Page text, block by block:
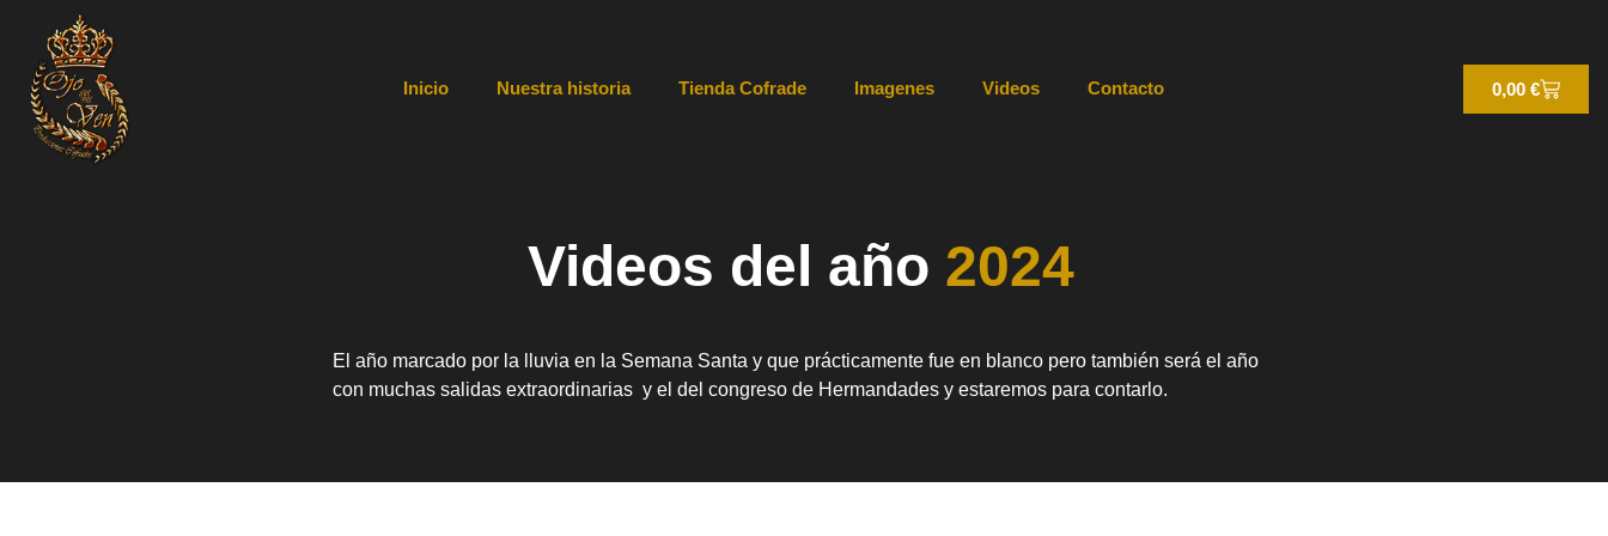
Inicio Nuestra historia Tienda Cofrade Imagenes Videos Contacto 0,00€
Videos del año 2024
El año marcado por la lluvia en la Semana Santa y que prácticamente fue en blanco pero también será el año
con muchas salidas extraordinarias y el del congreso de Hermandades y estaremos para contarlo.